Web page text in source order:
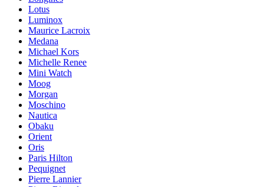
Lotus
Luminox
Maurice Lacroix
Medana
Michael Kors
Michelle Renee
Mini Watch
Moog
Morgan
Moschino
Nautica
Obaku
Orient
Oris
Paris Hilton
Pequignet
Pierre Lannier